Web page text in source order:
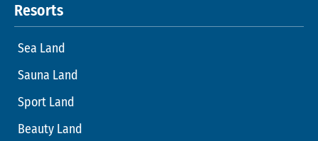
Resorts
Sea Land
Sauna Land
Sport Land
Beauty Land